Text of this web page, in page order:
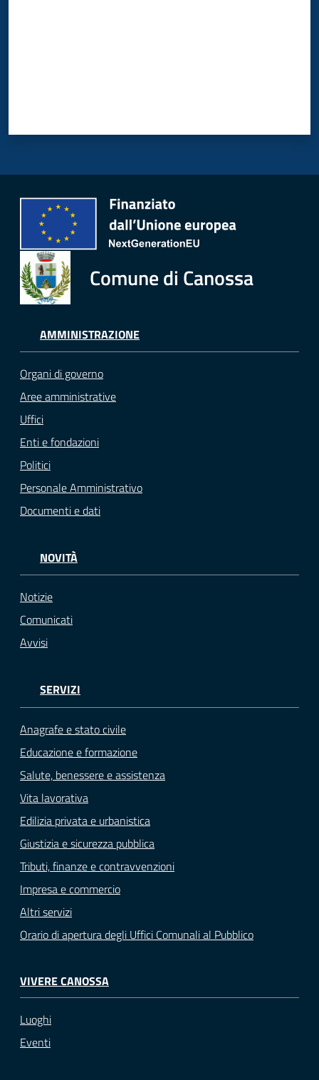
Comune di Canossa
AMMINISTRAZIONE
Organi di governo
Aree amministrative
Uffici
Enti e fondazioni
Politici
Personale Amministrativo
Documenti e dati
NOVITÀ
Notizie
Comunicati
Avvisi
SERVIZI
Anagrafe e stato civile
Educazione e formazione
Salute, benessere e assistenza
Vita lavorativa
Edilizia privata e urbanistica
Giustizia e sicurezza pubblica
Tributi, finanze e contravvenzioni
Impresa e commercio
Altri servizi
Orario di apertura degli Uffici Comunali al Pubblico
VIVERE CANOSSA
Luoghi
Eventi